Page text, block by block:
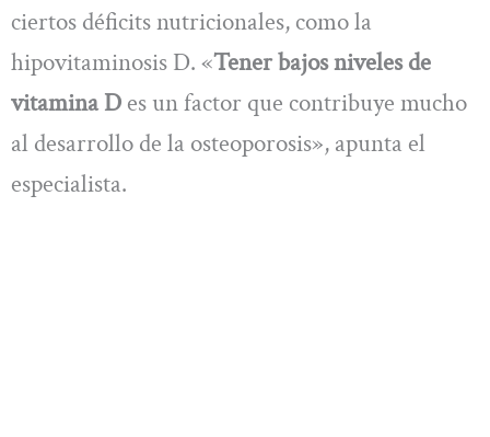
ciertos déficits nutricionales, como la
hipovitaminosis D. «Tener bajos niveles de
vitamina D es un factor que contribuye mucho
al desarrollo de la osteoporosis», apunta el
especialista.